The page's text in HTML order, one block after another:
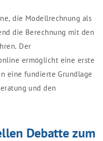
die Modellrechnung als
die Berechnung mit den
Der
ermöglicht eine erste
eine fundierte Grundlage
und den
Debatte zum